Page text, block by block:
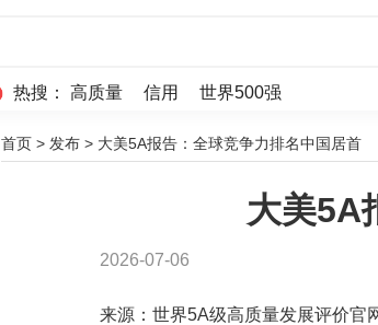
热搜： 高质量 信用 世界500强
首页 > 发布 > 大美5A报告：全球竞争力排名中国居首
大美5A
2026-07-06
来源：世界5A级高质量发展评价官